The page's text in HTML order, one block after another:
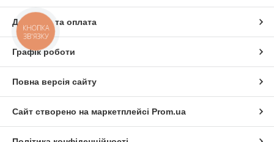
Доставка та оплата
Графік роботи
Повна версія сайту
Сайт створено на маркетплейсі Prom.ua
КНОПКА
ЗВ'ЯЗКУ